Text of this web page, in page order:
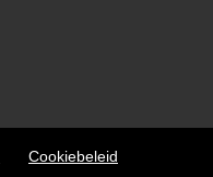
Cookiebeleid